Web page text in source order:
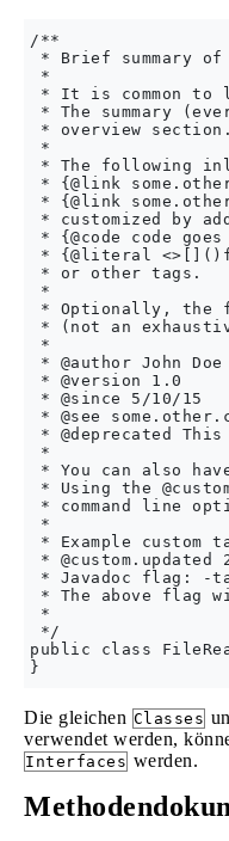
/**
* Brief summary
*
* It is common to
* The summary
* overview section.
*
* The following
* {@link
* {@link
* customized by
* {@code code
* {@literal
* or other tags.
*
* Optionally, the
* (not an
*
* @author John Doe
* @version 1.0
* @since 5/10/15
* @see
* @deprecated
*
* You can also
* Using the
* command line
*
* Example custom
*
* Javadoc flag: -
* The above flag
*
*/
public class
Die gleichen Classes
verwendet werden,
Interfaces werden.